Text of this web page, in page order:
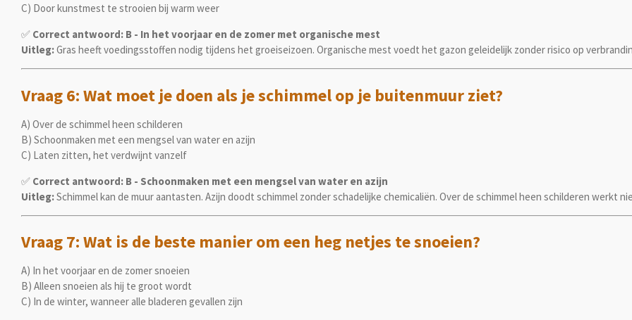
C) Door kunstmest te strooien bij warm weer
✅ Correct antwoord: B - In het voorjaar en de zomer met organische mest
Uitleg:Gras heeft voedingsstoffen nodig tijdens het groeiseizoen. Organische mest voedt het gazon geleidelijk zonder risico op
Vraag 6: Wat moet je doen als je schimmel op je buitenmuur ziet?
A) Over de schimmel heen schilderen
B) Schoonmaken met een mengsel van water en azijn
C) Laten zitten, het verdwijnt vanzelf
✅ Correct antwoord: B - Schoonmaken met een mengsel van water en azijn
Uitleg:Schimmel kan de muur aantasten. Azijn doodt schimmel zonder schadelijke chemicaliën. Over de schimmel heen schilderen werkt
Vraag 7: Wat is de beste manier om een heg netjes te snoeien?
A) In het voorjaar en de zomer snoeien
B) Alleen snoeien als hij te groot wordt
C) In de winter, wanneer alle bladeren gevallen zijn